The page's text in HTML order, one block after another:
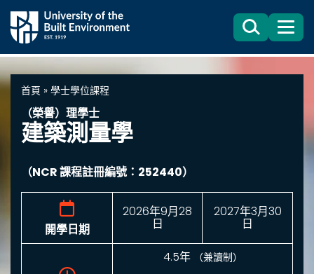
Search
目
錄
首頁 » 學士學位課程
（榮譽）理學士
建築測量學
（NCR 課程註冊編號：252440）
開學日期
2026年9月28
日
2027年3月30
日
4.5年 （兼讀制）